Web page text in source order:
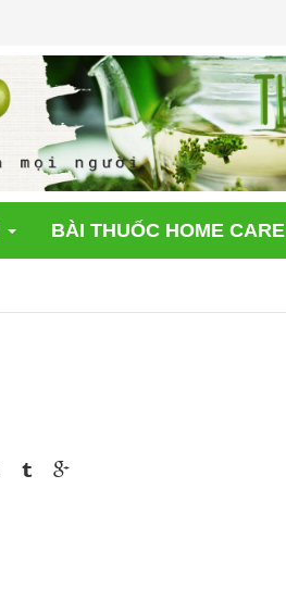
BÀI THUỐC HOME CARE